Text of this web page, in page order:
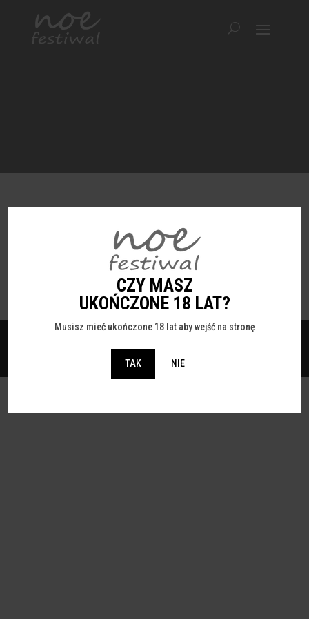
CZY MASZ
UKOŃCZONE 18 LAT?
Musisz mieć ukończone 18 lat aby wejść na stronę
TAK NIE
Sebastian Ulrych |sty 10, 2017|Partnerzy
©2026 NOE Festiwal |Fundacja Talent Factory